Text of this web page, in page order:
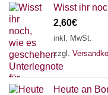
Wisst ihr
2,60€
inkl. MwSt.
zzgl.
Heute an